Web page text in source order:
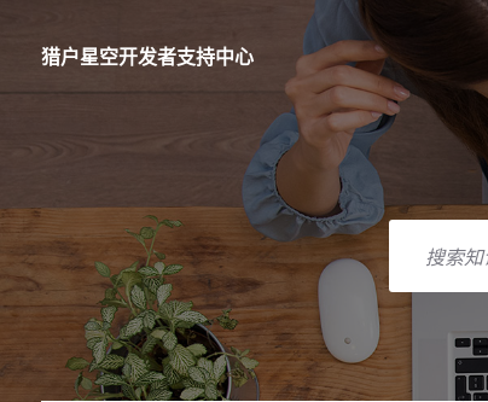
航
猎户星空开发者支持中心